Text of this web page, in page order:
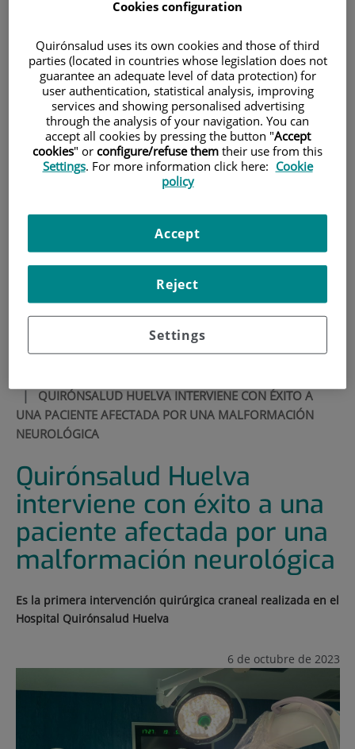
Teléfono de atención al usuario
900 301 013
| QUIRÓNSALUD HUELVA INTERVIENE CON ÉXITO A
UNA PACIENTE AFECTADA POR UNA MALFORMACIÓN
NEUROLÓGICA
Quirónsalud Huelva
interviene con éxito a una
paciente afectada por una
malformación neurológica
Es la primera intervención quirúrgica craneal realizada en el
Hospital Quirónsalud Huelva
6 de octubre de 2023
Cookies configuration
Quirónsalud uses its own cookies and those of third
parties (located in countries whose legislation does not
guarantee an adequate level of data protection) for
user authentication, statistical analysis, improving
services and showing personalised advertising
through the analysis of your navigation. You can
accept all cookies by pressing the button "Accept
cookies" or configure/refuse them their use from this
Settings. For more information click here: Cookie
policy
Settings
Reject
Accept